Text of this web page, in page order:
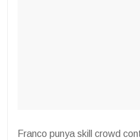
Franco punya skill crowd